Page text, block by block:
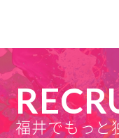
福井でもっと